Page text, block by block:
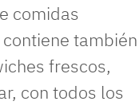
comidas
también
frescos,
con todos los